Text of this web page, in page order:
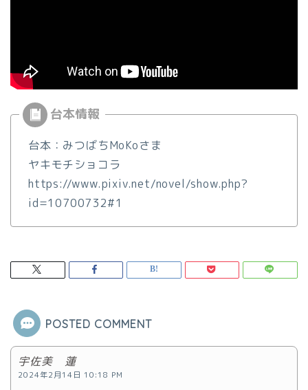
台本：みつばちMoKoさま
ヤキモチショコラ
https://www.pixiv.net/novel/show.php?
id=10700732#1
POSTED COMMENT
宇佐美 蓮
2024年2月14日 10:18 PM